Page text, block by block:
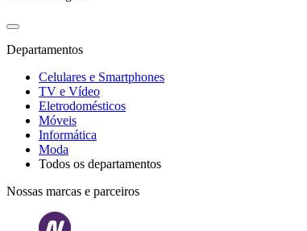
Departamentos
Celulares e Smartphones
TV e Vídeo
Eletrodomésticos
Móveis
Informática
Moda
Todos os departamentos
Nossas marcas e parceiros